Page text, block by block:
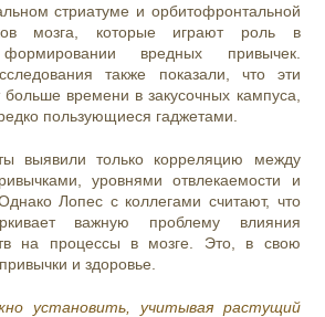
стриатуме и орбитофронтальной
мозга, которые играют роль в
вредных привычек.
также показали, что эти
больше времени в закусочных кампуса,
пользующиеся гаджетами.
выявили только корреляцию между
уровнями отвлекаемости и
Лопес с коллегами считают, что
важную проблему влияния
на процессы в мозге. Это, в свою
и здоровье.
установить, учитывая растущий